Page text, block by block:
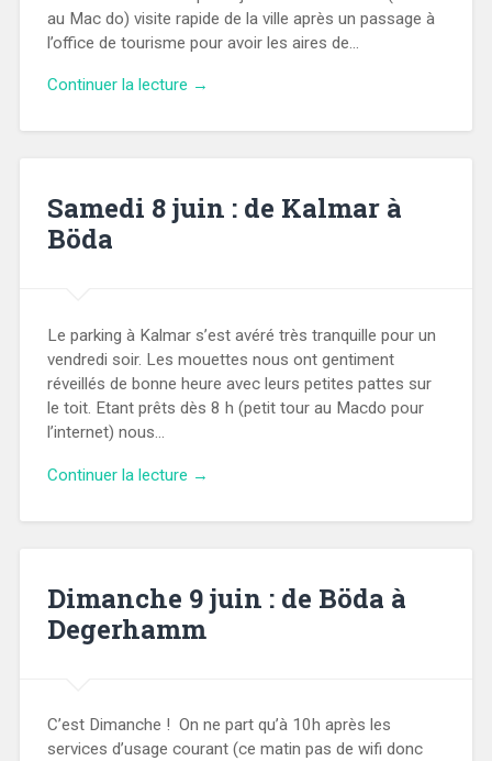
au Mac do) visite rapide de la ville après un passage à
l’office de tourisme pour avoir les aires de…
Continuer la lecture →
Samedi 8 juin : de Kalmar à
Böda
Le parking à Kalmar s’est avéré très tranquille pour un
vendredi soir. Les mouettes nous ont gentiment
réveillés de bonne heure avec leurs petites pattes sur
le toit. Etant prêts dès 8 h (petit tour au Macdo pour
l’internet) nous…
Continuer la lecture →
Dimanche 9 juin : de Böda à
Degerhamm
C’est Dimanche ! On ne part qu’à 10h après les
services d’usage courant (ce matin pas de wifi donc